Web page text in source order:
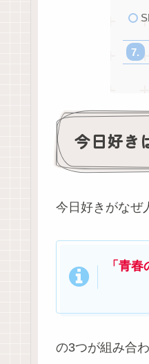
今日好き
今日好きがなぜ
「青春
の3つが組み合